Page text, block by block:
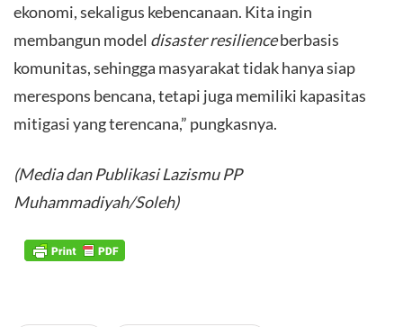
ekonomi, sekaligus kebencanaan. Kita ingin
membangun model disaster resilienceberbasis
komunitas, sehingga masyarakat tidak hanya siap
merespons bencana, tetapi juga memiliki kapasitas
mitigasi yang terencana,” pungkasnya.
(Media dan Publikasi Lazismu PP
Muhammadiyah/Soleh)